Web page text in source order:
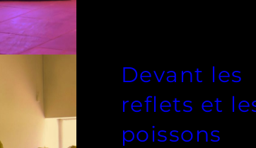
Devant les
reflets et
poissons